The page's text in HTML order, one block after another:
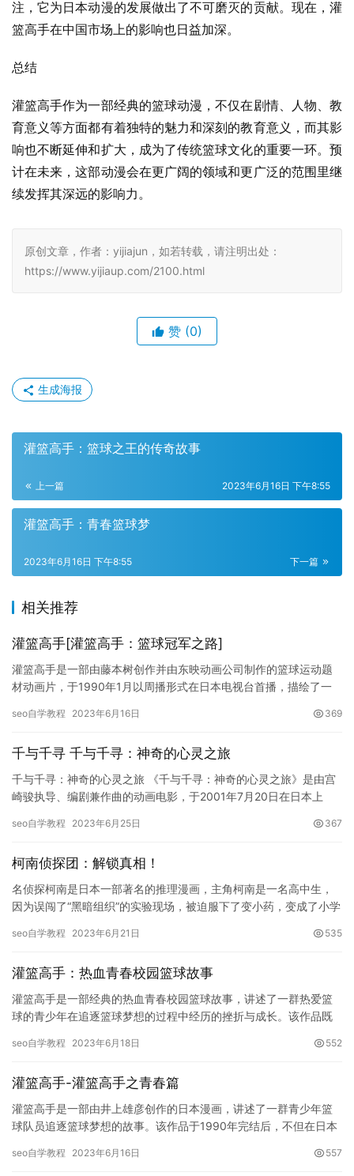
注，它为日本动漫的发展做出了不可磨灭的贡献。现在，灌
篮高手在中国市场上的影响也日益加深。
总结
灌篮高手作为一部经典的篮球动漫，不仅在剧情、人物、教
育意义等方面都有着独特的魅力和深刻的教育意义，而其影
响也不断延伸和扩大，成为了传统篮球文化的重要一环。预
计在未来，这部动漫会在更广阔的领域和更广泛的范围里继
续发挥其深远的影响力。
原创文章，作者：yijiajun，如若转载，请注明出处：
https://www.yijiaup.com/2100.html
赞 (0)
生成海报
灌篮高手：篮球之王的传奇故事
上一篇 2023年6月16日 下午8:55
灌篮高手：青春篮球梦
下一篇
2023年6月16日 下午8:55
相关推荐
灌篮高手[灌篮高手：篮球冠军之路]
灌篮高手是一部由藤本树创作并由东映动画公司制作的篮球运动题
材动画片，于1990年1月以周播形式在日本电视台首播，描绘了一
seo自学教程 2023年6月16日 369
千与千寻 千与千寻：神奇的心灵之旅
千与千寻：神奇的心灵之旅 《千与千寻：神奇的心灵之旅》是由宫
崎骏执导、编剧兼作曲的动画电影，于2001年7月20日在日本上
seo自学教程 2023年6月25日 367
柯南侦探团：解锁真相！
名侦探柯南是日本一部著名的推理漫画，主角柯南是一名高中生，
因为误闯了“黑暗组织”的实验现场，被迫服下了变小药，变成了小学
慧…
seo自学教程 2023年6月21日 535
灌篮高手：热血青春校园篮球故事
灌篮高手是一部经典的热血青春校园篮球故事，讲述了一群热爱篮
球的青少年在追逐篮球梦想的过程中经历的挫折与成长。该作品既
动的热…
seo自学教程 2023年6月18日 552
灌篮高手-灌篮高手之青春篇
灌篮高手是一部由井上雄彦创作的日本漫画，讲述了一群青少年篮
球队员追逐篮球梦想的故事。该作品于1990年完结后，不但在日本
中…
seo自学教程 2023年6月16日 557